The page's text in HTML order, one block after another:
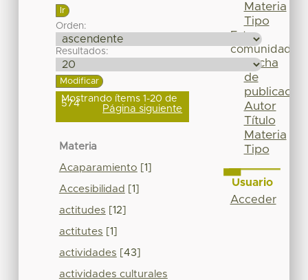
Orden:
Resultados:
Mostrando ítems 1-20 de
574 Página siguiente
Materia
Acaparamiento [1]
Accesibilidad [1]
actitudes [12]
actitutes [1]
actividades [43]
actividades culturales
Materia
Tipo
Esta
comunidad
Fecha
de
publicación
Autor
Título
Materia
Tipo
Usuario
Acceder